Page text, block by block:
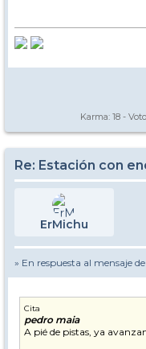
Karma: 18 -
Re: Estación con
ErMichu
» En respuesta al mensaje de
Cita
pedro maia
A pié de pistas, ya